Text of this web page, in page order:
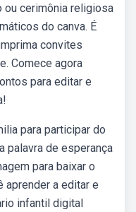
ou cerimônia religiosa
do canva. É
convites
Comece agora
para editar e
para participar do
palavra de esperança
para baixar o
aprender a editar e
infantil digital